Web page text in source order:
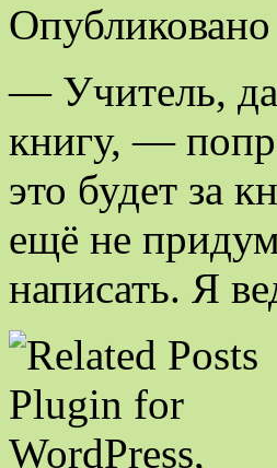
Опубликовано
— Учитель,
книгу, —
это будет за
ещё не
написать. Я